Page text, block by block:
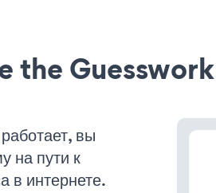
the
вы
на пути к
в интернете.